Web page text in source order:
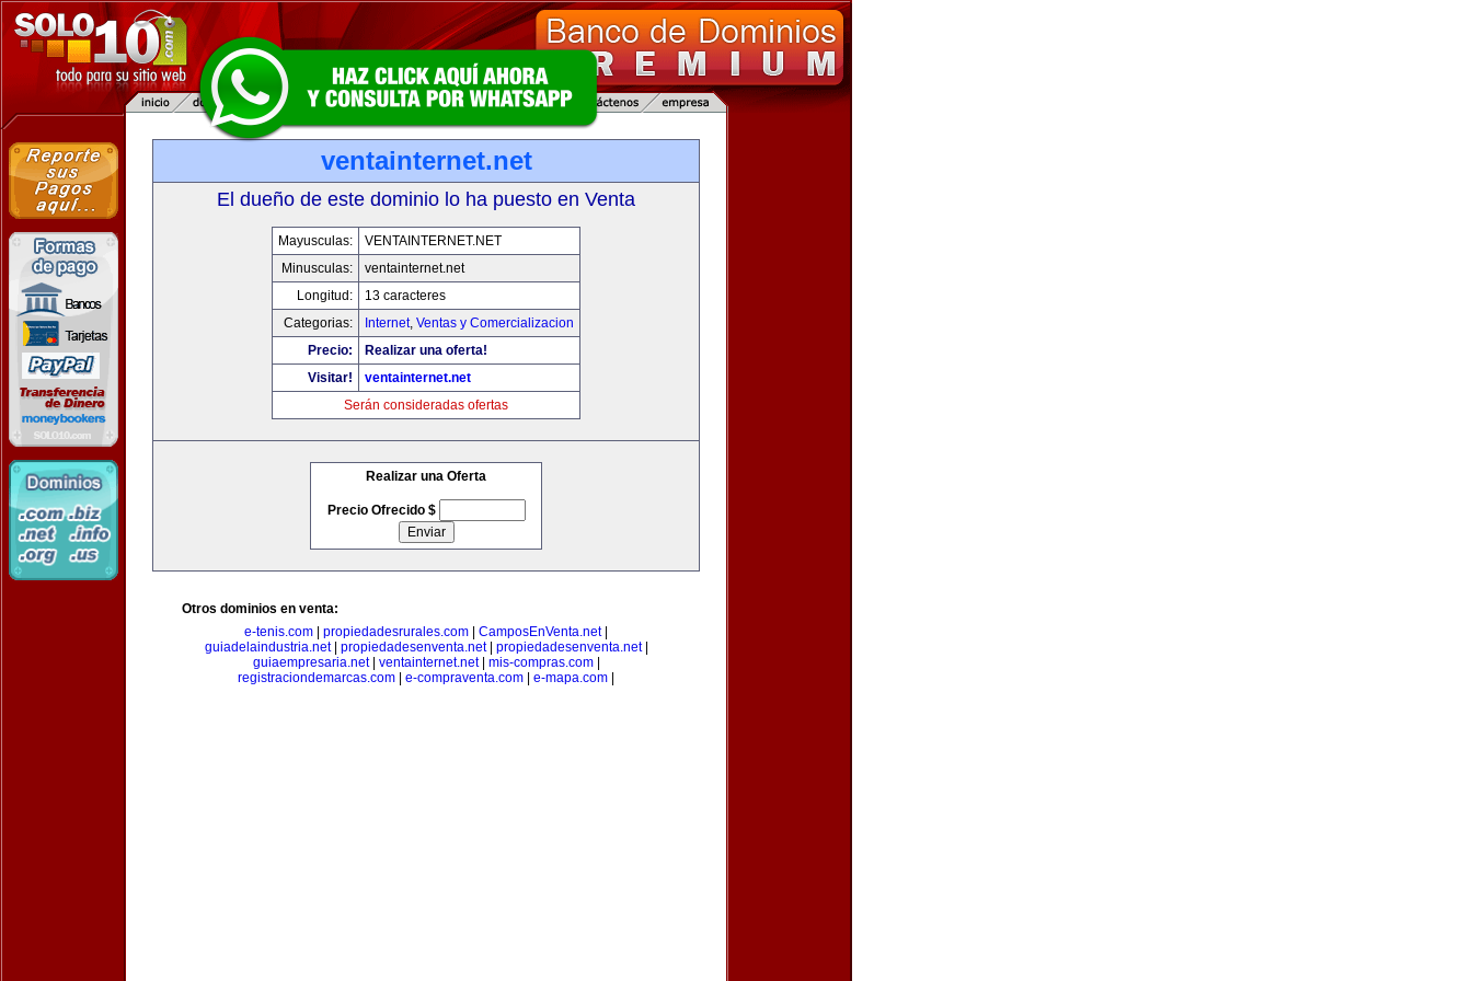
ventainternet.net
El dueño de este dominio lo ha puesto en Venta
Mayusculas:
VENTAINTERNET.NET
Minusculas:
ventainternet.net
Longitud:
13 caracteres
Categorias:
Internet, Ventas y Comercializacion
Precio:
Realizar una oferta!
Visitar!
ventainternet.net
Serán consideradas ofertas
Realizar una Oferta
Precio Ofrecido $
Otros dominios en venta:
e-tenis.com
propiedadesrurales.com CamposEnVenta.net
guiadelaindustria.net propiedadesenventa.net propiedadesenventa.net|
guiaempresaria.net| ventainternet.net| mis-compras.com|
registraciondemarcas.com
e-compraventa.com e-mapa.com